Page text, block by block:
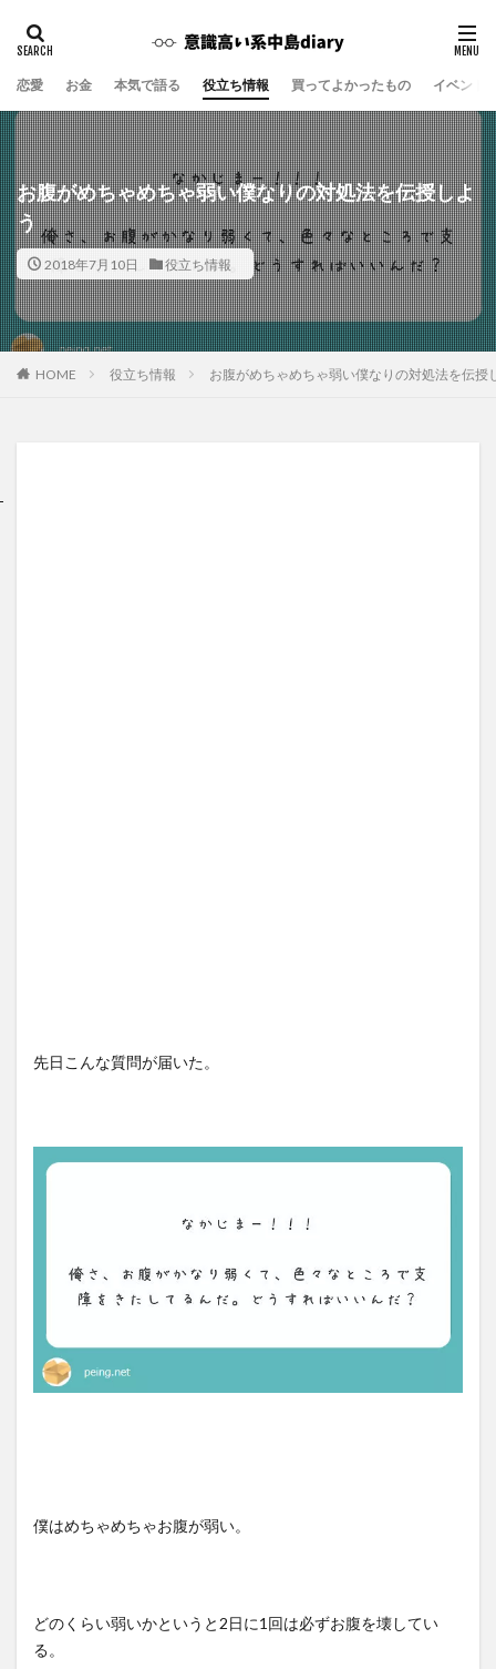
恋愛 お金 本気で語る 役立ち情報 買ってよかったもの イベント
お腹がめちゃめちゃ弱い僕なりの対処法を伝授しよ
う
2018年7月10日 役立ち情報
HOME 役立ち情報 お腹がめちゃめちゃ弱い僕なりの対処法を伝授
先日こんな質問が届いた。
僕はめちゃめちゃお腹が弱い。
どのくらい弱いかというと2日に1回は必ずお腹を壊してい
る。